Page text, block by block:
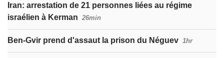
Iran: arrestation de 21 personnes liées au régime
israélien à Kerman 26min
Ben-Gvir prend d'assaut la prison du Néguev 1hr